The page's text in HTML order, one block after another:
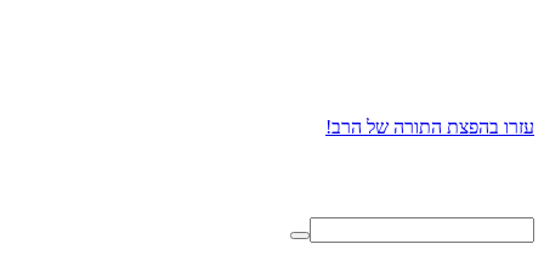
עזרו בהפצת התורה של הרב!